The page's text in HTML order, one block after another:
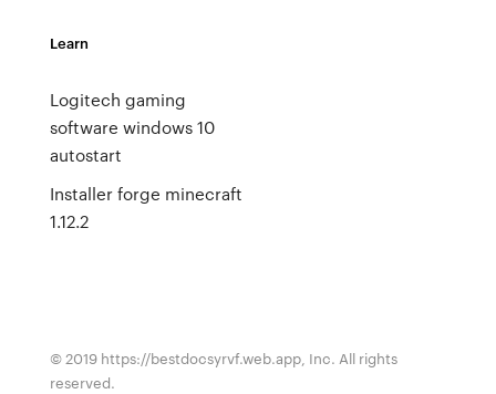
Learn
Logitech gaming
software windows 10
autostart
Installer forge minecraft
1.12.2
© 2019 https://bestdocsyrvf.web.app, Inc. All rights
reserved.